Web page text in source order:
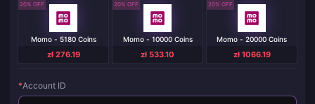
20% OFF
Momo - 5180 Coins
zł 276.19
20% OFF
Momo - 10000 Coins
zł 533.10
20% OFF
Momo - 20000 Coins
zł 1066.19
*Account ID